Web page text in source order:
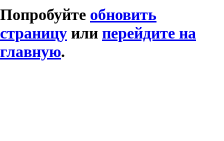
Попробуйте обновить
страницу или перейдите на
главную.